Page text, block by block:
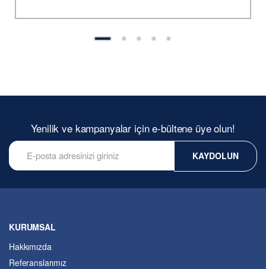
Yenilik ve kampanyalar için e-bültene üye olun!
KAYDOLUN
KURUMSAL
Hakkımızda
Referanslarımız